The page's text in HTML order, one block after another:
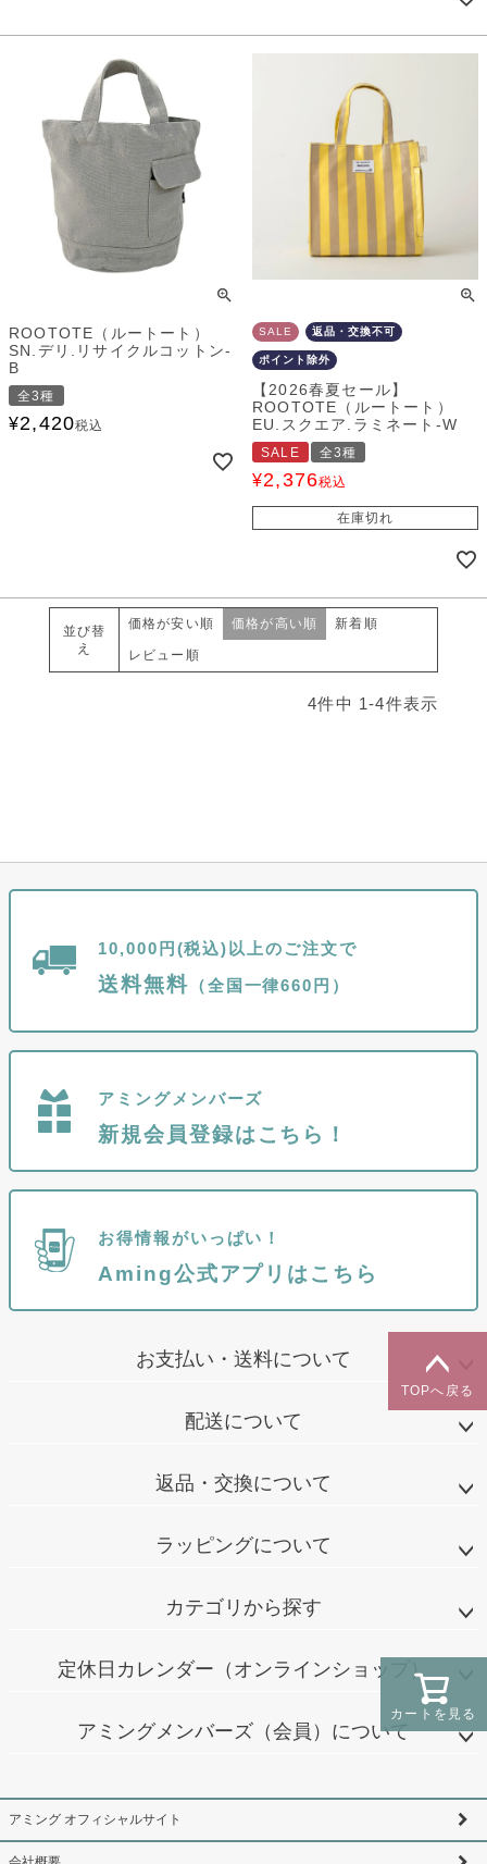
ROOTOTE（ルートート）
SN.デリ.リサイクルコットン-
B
全3種
¥2,420税込
SALE 返品・交換不可
ポイント除外
【2026春夏セール】
ROOTOTE（ルートート）
EU.スクエア.ラミネート-W
SALE 全3種
¥2,376税込
在庫切れ
並び替
え
価格が安い順 価格が高い順 新着順
レビュー順
4件中 1-4件表示
カートを見る
TOPへ戻る
10,000円(税込)以上のご注文で
送料無料 （全国一律660円）
アミングメンバーズ
新規会員登録はこちら！
お得情報がいっぱい！
Aming公式アプリはこちら
お支払い・送料について
配送について
返品・交換について
ラッピングについて
カテゴリから探す
定休日カレンダー（オンラインショップ）
アミングメンバーズ（会員）について
アミング オフィシャルサイト